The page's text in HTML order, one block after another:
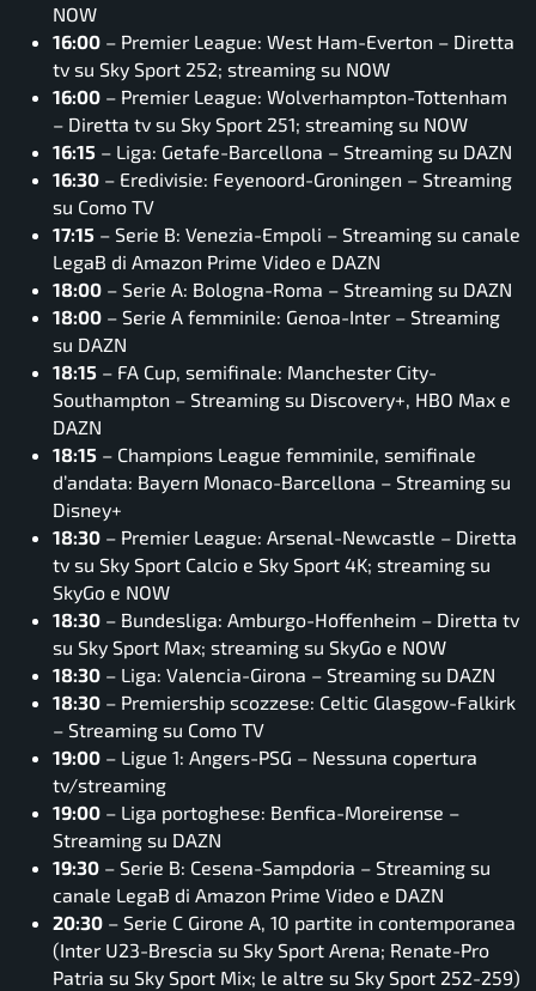
NOW
16:00 – Premier League: West Ham-Everton – Diretta
tv su Sky Sport 252; streaming su NOW
16:00 – Premier League: Wolverhampton-Tottenham
– Diretta tv su Sky Sport 251; streaming su NOW
16:15 – Liga: Getafe-Barcellona – Streaming su DAZN
16:30 – Eredivisie: Feyenoord-Groningen – Streaming
su Como TV
17:15 – Serie B: Venezia-Empoli – Streaming su canale
LegaB di Amazon Prime Video e DAZN
18:00 – Serie A: Bologna-Roma – Streaming su DAZN
18:00 – Serie A femminile: Genoa-Inter – Streaming
su DAZN
18:15 – FA Cup, semifinale: Manchester City-
Southampton – Streaming su Discovery+, HBO Max e
DAZN
18:15 – Champions League femminile, semifinale
d’andata: Bayern Monaco-Barcellona – Streaming su
Disney+
18:30 – Premier League: Arsenal-Newcastle – Diretta
tv su Sky Sport Calcio e Sky Sport 4K; streaming su
SkyGo e NOW
18:30 – Bundesliga: Amburgo-Hoffenheim – Diretta tv
su Sky Sport Max; streaming su SkyGo e NOW
18:30 – Liga: Valencia-Girona – Streaming su DAZN
18:30 – Premiership scozzese: Celtic Glasgow-Falkirk
– Streaming su Como TV
19:00 – Ligue 1: Angers-PSG – Nessuna copertura
tv/streaming
19:00 – Liga portoghese: Benfica-Moreirense –
Streaming su DAZN
19:30 – Serie B: Cesena-Sampdoria – Streaming su
canale LegaB di Amazon Prime Video e DAZN
20:30 – Serie C Girone A, 10 partite in contemporanea
(Inter U23-Brescia su Sky Sport Arena; Renate-Pro
Patria su Sky Sport Mix; le altre su Sky Sport 252-259)